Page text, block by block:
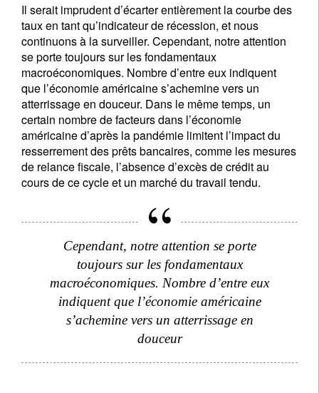
Il serait imprudent d’écarter entièrement la courbe des
taux en tant qu’indicateur de récession, et nous
continuons à la surveiller. Cependant, notre attention
se porte toujours sur les fondamentaux
macroéconomiques. Nombre d’entre eux indiquent
que l’économie américaine s’achemine vers un
atterrissage en douceur. Dans le même temps, un
certain nombre de facteurs dans l’économie
américaine d’après la pandémie limitent l’impact du
resserrement des prêts bancaires, comme les mesures
de relance fiscale, l’absence d’excès de crédit au
cours de ce cycle et un marché du travail tendu.
Cependant, notre attention se porte
toujours sur les fondamentaux
macroéconomiques. Nombre d’entre eux
indiquent que l’économie américaine
s’achemine vers un atterrissage en
douceur